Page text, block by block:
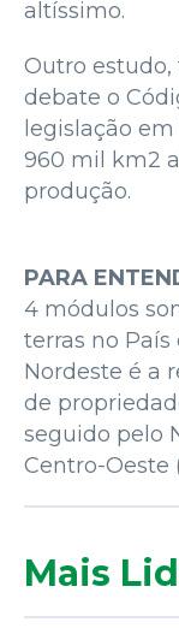
altíssimo.
Outro
debate o
legislação
960 mil km2
produção.
PARA
4 módulos
terras no País
Nordeste é a
de
seguido pelo
Centro-Oeste
Mais